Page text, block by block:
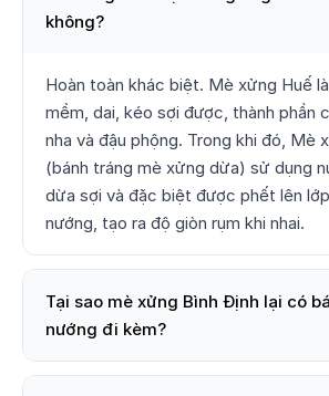
không?
Hoàn toàn khác biệt. Mè xửng Huế
mềm, dai, kéo sợi được, thành phần
nha và đậu phộng. Trong khi đó, Mè
(bánh tráng mè xửng dừa) sử dụng
dừa sợi và đặc biệt được phết lên
nướng, tạo ra độ giòn rụm khi nhai.
Tại sao mè xửng Bình Định lại có
nướng đi kèm?